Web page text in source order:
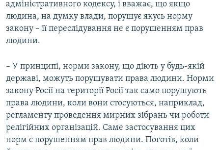
адміністративного кодексу, і вважає, що якщо
людина, на думку влади, порушує якусь норму
закону – її переслідування не є порушенням прав
людини.
– У принципі, норми закону, що діють у будь-якій
державі, можуть порушувати права людини. Норми
закону Росії на території Росії так само порушують
права людини, коли вони стосуються, наприклад,
регламенту проведення мирних зібрань чи роботи
релігійних організацій. Саме застосування цих
норм є порушенням прав людини. Поготів, коли